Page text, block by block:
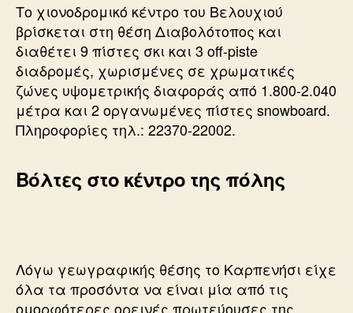
Το χιονοδρομικό κέντρο του Βελουχιού
βρίσκεται στη θέση Διαβολότοπος και
διαθέτει 9 πίστες σκι και 3 off-piste
διαδρομές, χωρισμένες σε χρωματικές
ζώνες υψομετρικής διαφοράς από 1.800-2.040
μέτρα και 2 οργανωμένες πίστες snowboard.
Πληροφορίες τηλ.: 22370-22002.
Βόλτες στο κέντρο της πόλης
Λόγω γεωγραφικής θέσης το Καρπενήσι είχε
όλα τα προσόντα να είναι μία από τις
ομορφότερες ορεινές πρωτεύουσες της